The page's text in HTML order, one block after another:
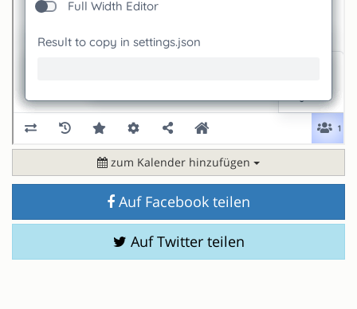
zum Kalender hinzufügen
Auf Facebook teilen
Auf Twitter teilen